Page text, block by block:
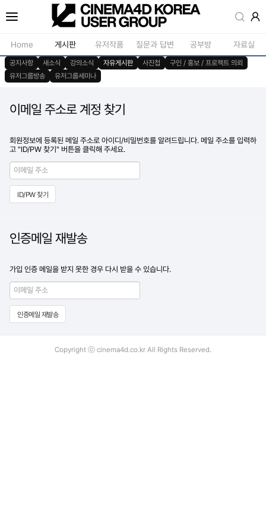
Home 게시판
공지사항
자유게시판
사진첩
구인 / 홍보 / 프로젝트 의뢰
유저그룹방송
유저작품 질문과 답변 공부방 자료실
라이팅 / 렌더
공지사항 새소식 강의소식 자유게시판 사진첩
구인 / 홍보 / 프로젝트 의뢰
유저그룹방송
유저그룹세미나
이메일 주소로 계정 찾기
회원정보에 등록된 메일 주소로 아이디/비밀번호를 알려드립니다. 메일 주소를 입력하
고 "ID/PW 찾기" 버튼을 클릭해 주세요.
인증메일 재발송
가입 인증 메일을 받지 못한 경우 다시 받을 수 있습니다.
Copyright ⓒ cinema4d.co.kr All Rights Reserved.